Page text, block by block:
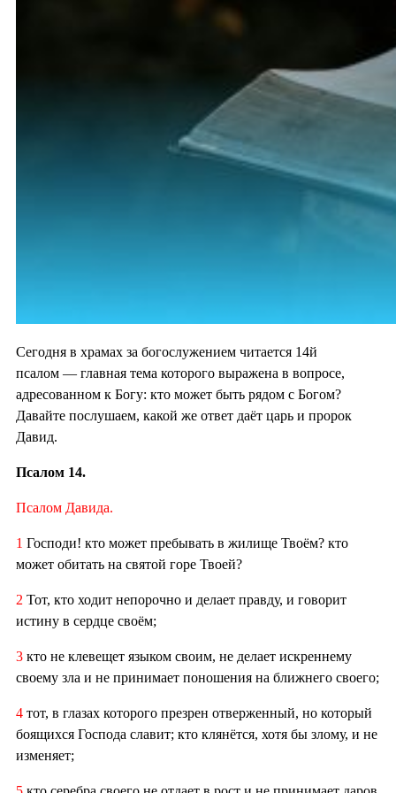
Сегодня в храмах за богослужением читается 14й
псалом — главная тема которого выражена в вопросе,
адресованном к Богу: кто может быть рядом с Богом?
Давайте послушаем, какой же ответ даёт царь и пророк
Давид.
Псалом 14.
Псалом Давида.
1 Господи! кто может пребывать в жилище Твоём? кто
может обитать на святой горе Твоей?
2 Тот, кто ходит непорочно и делает правду, и говорит
истину в сердце своём;
3 кто не клевещет языком своим, не делает искреннему
своему зла и не принимает поношения на ближнего своего;
4 тот, в глазах которого презрен отверженный, но который
боящихся Господа славит; кто клянётся, хотя бы злому, и не
изменяет;